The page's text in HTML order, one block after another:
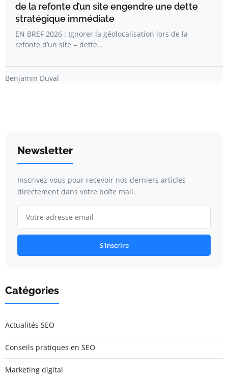
de la refonte d’un site engendre une dette
stratégique immédiate
EN BREF 2026 : Ignorer la géolocalisation lors de la
refonte d’un site = dette…
Benjamin Duval
Newsletter
Inscrivez-vous pour recevoir nos derniers articles
directement dans votre boîte mail.
S'inscrire
Catégories
Actualités SEO
Conseils pratiques en SEO
Marketing digital